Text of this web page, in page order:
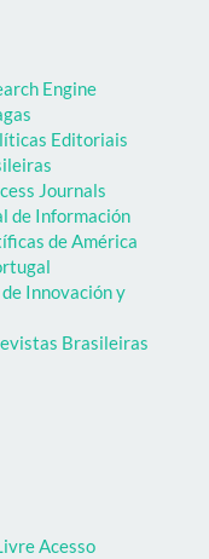
Engine
Editoriais
Journals
de Información
de América
Innovación y
Brasileiras
Acesso